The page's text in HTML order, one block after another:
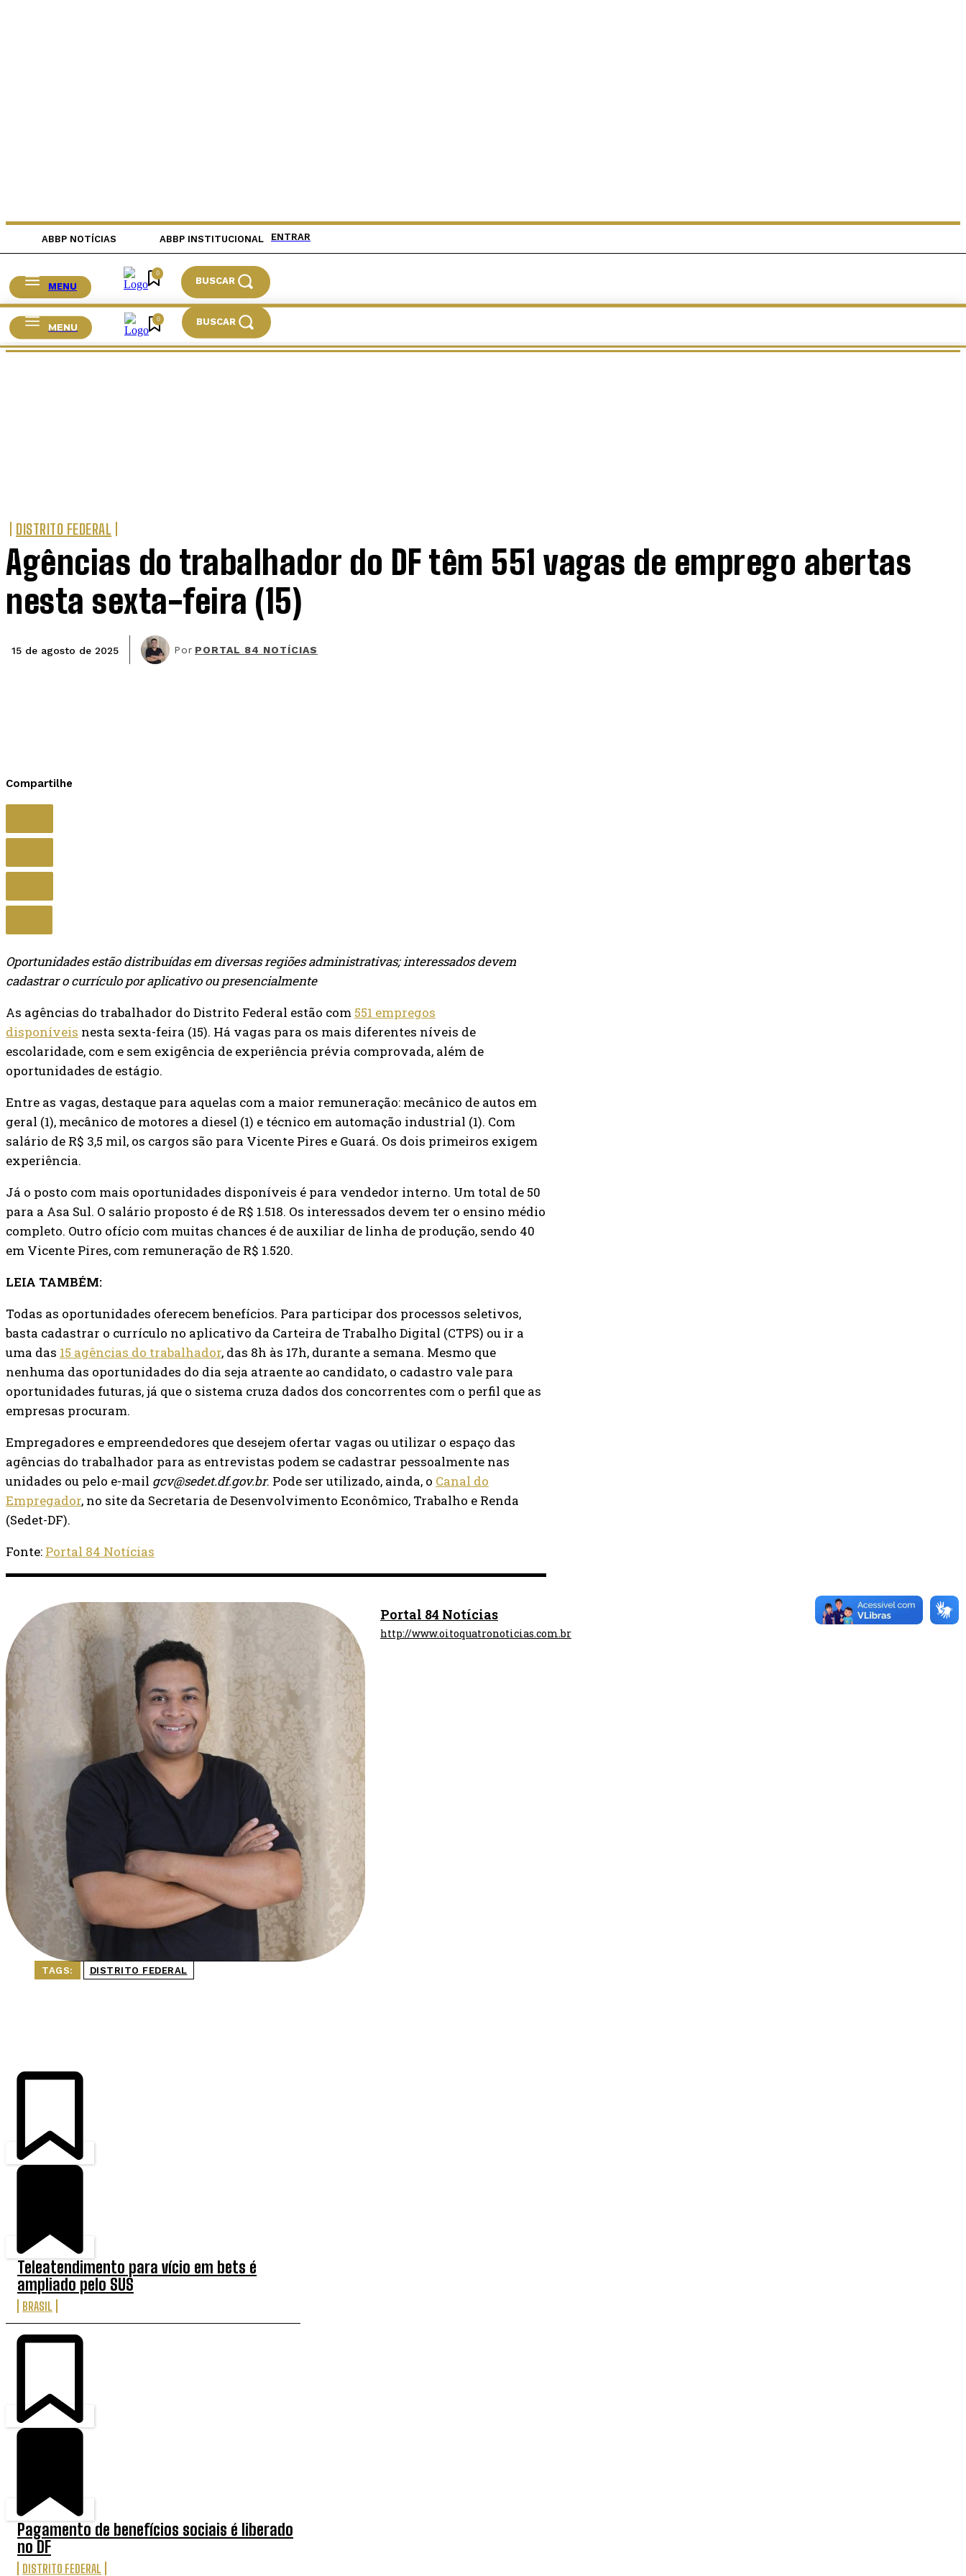
ABBP NOTÍCIAS ABBP INSTITUCIONAL ENTRAR
MENU
0
BUSCAR
HOME CIDADES BRASIL MUNDO
MENU
0 BUSCAR
DISTRITO FEDERAL
Agências do trabalhador do DF têm 551 vagas de emprego abertas
nesta sexta-feira (15)
15 de agosto de 2025 Por PORTAL 84 NOTÍCIAS
Compartilhe
Oportunidades estão distribuídas em diversas regiões administrativas; interessados devem
cadastrar o currículo por aplicativo ou presencialmente
As agências do trabalhador do Distrito Federal estão com 551 empregos
disponíveis nesta sexta-feira (15). Há vagas para os mais diferentes níveis de
escolaridade, com e sem exigência de experiência prévia comprovada, além de
oportunidades de estágio.
Entre as vagas, destaque para aquelas com a maior remuneração: mecânico de autos em
geral (1), mecânico de motores a diesel (1) e técnico em automação industrial (1). Com
salário de R$ 3,5 mil, os cargos são para Vicente Pires e Guará. Os dois primeiros exigem
experiência.
Já o posto com mais oportunidades disponíveis é para vendedor interno. Um total de 50
para a Asa Sul. O salário proposto é de R$ 1.518. Os interessados devem ter o ensino médio
completo. Outro ofício com muitas chances é de auxiliar de linha de produção, sendo 40
em Vicente Pires, com remuneração de R$ 1.520.
LEIA TAMBÉM:
Todas as oportunidades oferecem benefícios. Para participar dos processos seletivos,
basta cadastrar o currículo no aplicativo da Carteira de Trabalho Digital (CTPS) ou ir a
uma das 15 agências do trabalhador, das 8h às 17h, durante a semana. Mesmo que
nenhuma das oportunidades do dia seja atraente ao candidato, o cadastro vale para
oportunidades futuras, já que o sistema cruza dados dos concorrentes com o perfil que as
empresas procuram.
Empregadores e empreendedores que desejem ofertar vagas ou utilizar o espaço das
agências do trabalhador para as entrevistas podem se cadastrar pessoalmente nas
unidades ou pelo e-mail gcv@sedet.df.gov.br. Pode ser utilizado, ainda, o Canal do
Empregador, no site da Secretaria de Desenvolvimento Econômico, Trabalho e Renda
(Sedet-DF).
Fonte: Portal 84 Notícias
Portal 84 Notícias
http://www.oitoquatronoticias.com.br
TAGS: DISTRITO FEDERAL
Teleatendimento para vício em bets é
ampliado pelo SUS
BRASIL
Pagamento de benefícios sociais é liberado
no DF
DISTRITO FEDERAL